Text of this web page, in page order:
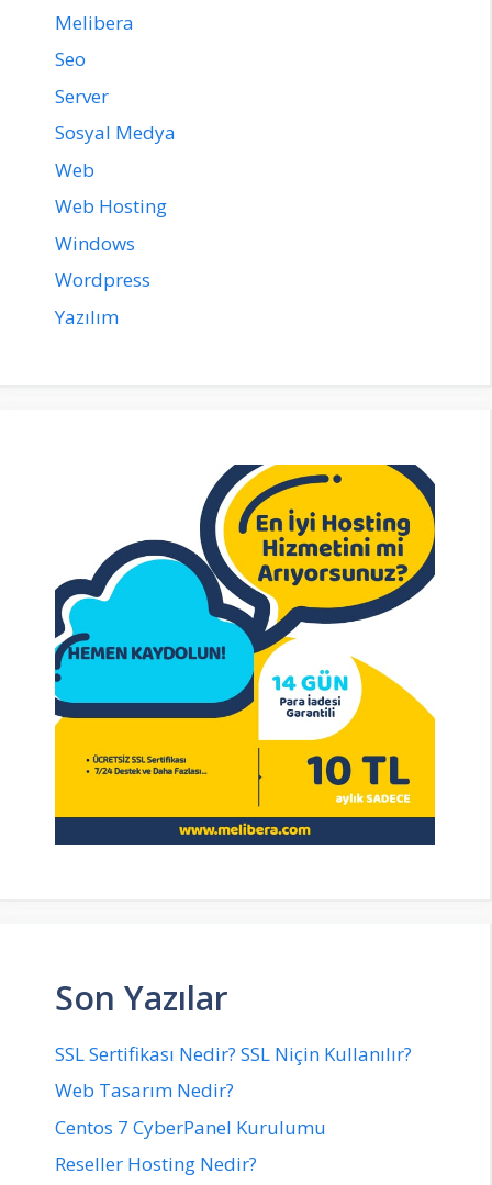
Melibera
Seo
Server
Sosyal Medya
Web
Web Hosting
Windows
Wordpress
Yazılım
Son Yazılar
SSL Sertifikası Nedir? SSL Niçin Kullanılır?
Web Tasarım Nedir?
Centos 7 CyberPanel Kurulumu
Reseller Hosting Nedir?